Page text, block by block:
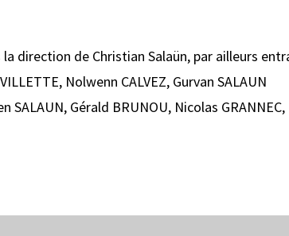
la direction de Christian Salaün, par ailleurs
Nolwenn CALVEZ, Gurvan SALAUN
SALAUN, Gérald BRUNOU, Nicolas GRANNEC,